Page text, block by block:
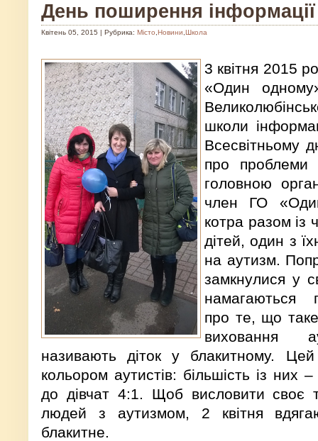
День поширення
Квітень 05, 2015 | Рубрика: Місто Новини Школа
3 квітня 2015
«Один
школи
Всесвітньому
про проблеми
головною
член ГО
котра разом із
дітей, один з
на аутизм.
замкнулися у
намагаються
про те, що таке
виховання
називають діток у блакитному.
кольором аутистів: більшість із них
до дівчат 4:1. Щоб висловити своє
людей з аутизмом, 2 квітня
блакитне.